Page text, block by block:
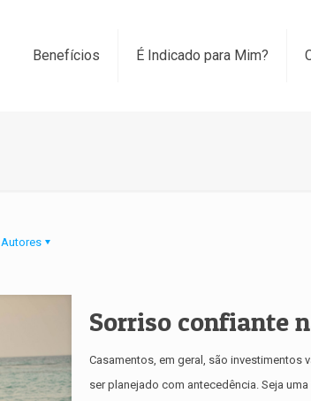
Benefícios É Indicado para Mim?
Autores
Sorriso confiante
Casamentos, em geral, são investimentos
ser planejado com antecedência. Seja